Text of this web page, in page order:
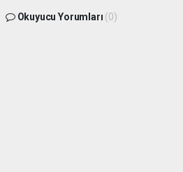
Okuyucu Yorumları (0)